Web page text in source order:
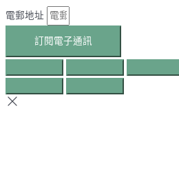
電郵地址
訂閱電子通訊